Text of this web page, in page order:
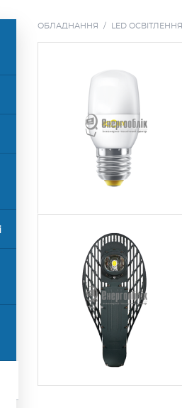
ОБЛАДНАННЯ / LED ОСВІТЛЕННЯ